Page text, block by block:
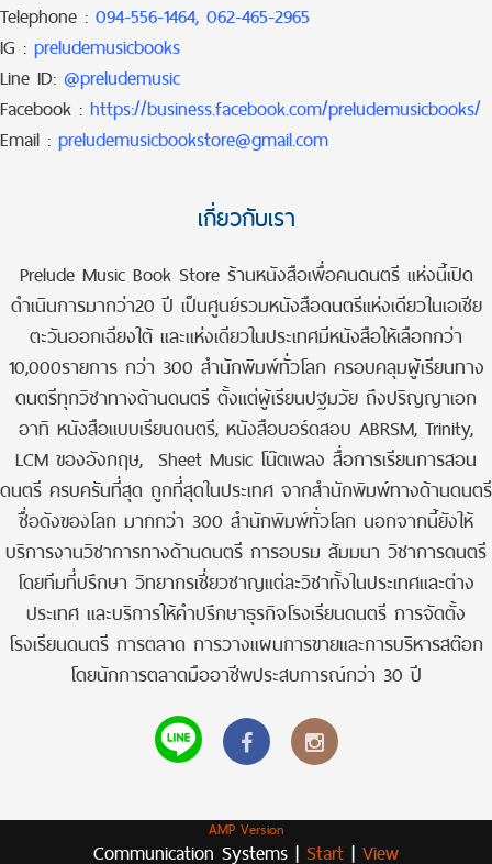
Telephone : 094-556-1464, 062-465-2965
IG : preludemusicbooks
Line ID: @preludemusic
Facebook : https://business.facebook.com/preludemusicbooks/
Email : preludemusicbookstore@gmail.com
เกี่ยวกับเรา
Prelude Music Book Store ร้านหนังสือเพื่อคนดนตรี แห่งนี้เปิด
ดำเนินการมากว่า20 ปี เป็นศูนย์รวมหนังสือดนตรีแห่งเดียวในเอเชีย
ตะวันออกเฉียงใต้ และแห่งเดียวในประเทศมีหนังสือให้เลือกกว่า
10,000รายการ กว่า 300 สำนักพิมพ์ทั่วโลก ครอบคลุมผู้เรียนทาง
ดนตรีทุกวิชาทางด้านดนตรี ตั้งแต่ผู้เรียนปฐมวัย ถึงปริญญาเอก
อาทิ หนังสือแบบเรียนดนตรี, หนังสือบอร์ดสอบ ABRSM, Trinity,
LCM ของอังกฤษ, Sheet Music โน๊ตเพลง สื่อการเรียนการสอน
ดนตรี ครบครันที่สุด ถูกที่สุดในประเทศ จากสำนักพิมพ์ทางด้านดนตรี
ชื่อดังของโลก มากกว่า 300 สำนักพิมพ์ทั่วโลก นอกจากนี้ยังให้
บริการงานวิชาการทางด้านดนตรี การอบรม สัมมนา วิชาการดนตรี
โดยทีมที่ปรึกษา วิทยากรเชี่ยวชาญแต่ละวิชาทั้งในประเทศและต่าง
ประเทศ และบริการให้คำปรึกษาธุรกิจโรงเรียนดนตรี การจัดตั้ง
โรงเรียนดนตรี การตลาด การวางแผนการขายและการบริหารสต๊อก
โดยนักการตลาดมืออาชีพประสบการณ์กว่า 30 ปี
AMP Version
Communication Systems | Start | View